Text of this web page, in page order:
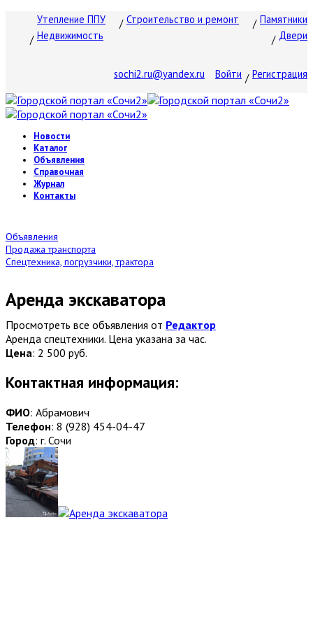
Утепление ППУ Строительство и ремонт
Памятники
Недвижимость
Двери
sochi2.ru@yandex.ru Войти Регистрация
Новости
Каталог
Объявления
Справочная
Журнал
Контакты
Объявления
Продажа транспорта
Спецтехника, погрузчики, трактора
Аренда экскаватора
Просмотреть все объявления от Редактор
Аренда спецтехники. Цена указана за час.
Цена: 2 500 руб.
Контактная информация:
ФИО: Абрамович
Телефон: 8 (928) 454-04-47
Город: г. Сочи